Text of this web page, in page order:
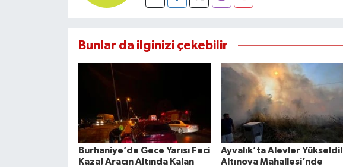
Bunlar da ilginizi çekebilir
Burhaniye’de Gece Yarısı Feci
Kaza! Aracın Altında Kalan
Ayvalık’ta Alevler Yükseldi!
Altınova Mahallesi’nde